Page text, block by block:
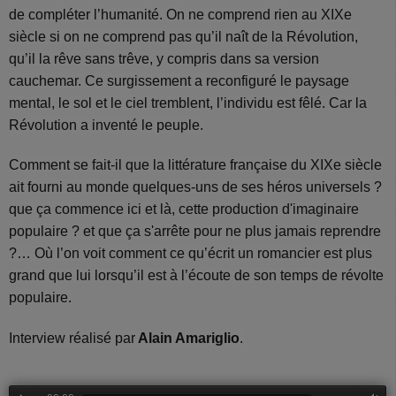
de compléter l’humanité. On ne comprend rien au XIXe
siècle si on ne comprend pas qu’il naît de la Révolution,
qu’il la rêve sans trêve, y compris dans sa version
cauchemar. Ce surgissement a reconfiguré le paysage
mental, le sol et le ciel tremblent, l’individu est fêlé. Car la
Révolution a inventé le peuple.
Comment se fait-il que la littérature française du XIXe siècle
ait fourni au monde quelques-uns de ses héros universels ?
que ça commence ici et là, cette production d'imaginaire
populaire ? et que ça s'arrête pour ne plus jamais reprendre
?… Où l’on voit comment ce qu’écrit un romancier est plus
grand que lui lorsqu’il est à l’écoute de son temps de révolte
populaire.
Interview réalisé par Alain Amariglio.